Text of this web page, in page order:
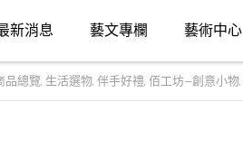
新消息 藝文專欄 藝術中心
品總覽, 生活選物, 伴手好禮, 佰工坊—創意小物,